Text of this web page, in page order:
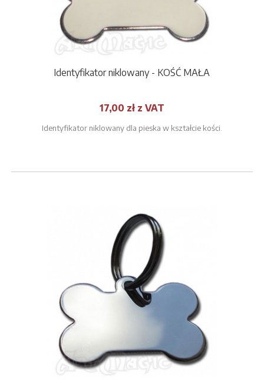
Identyfikator niklowany - KOŚĆ MAŁA
17,00 zł z VAT
Identyfikator niklowany dla pieska w kształcie kości.